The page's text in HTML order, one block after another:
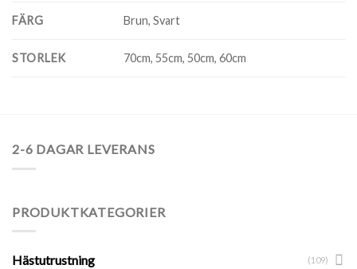
FÄRG Brun, Svart
STORLEK 70cm, 55cm, 50cm, 60cm
2-6 DAGAR LEVERANS
PRODUKTKATEGORIER
Hästutrustning (109)